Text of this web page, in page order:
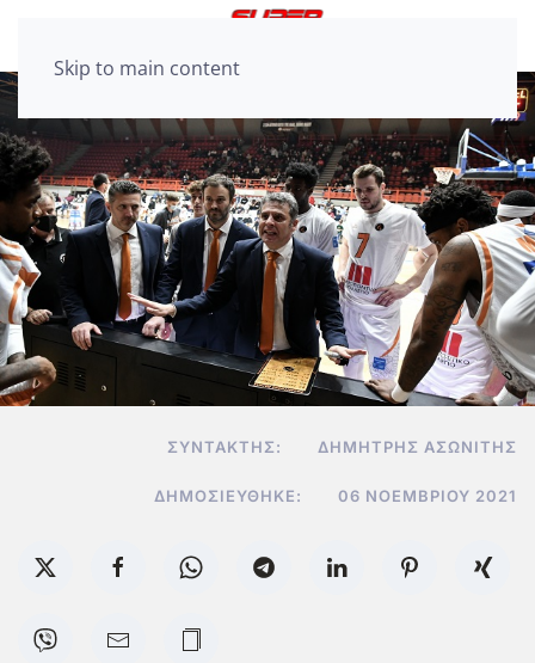
Skip to main content
ΣΥΝΤΆΚΤΗΣ: ΔΗΜΉΤΡΗΣ ΑΣΩΝΊΤΗΣ
ΔΗΜΟΣΙΕΎΘΗΚΕ: 06 ΝΟΕΜΒΡΊΟΥ 2021